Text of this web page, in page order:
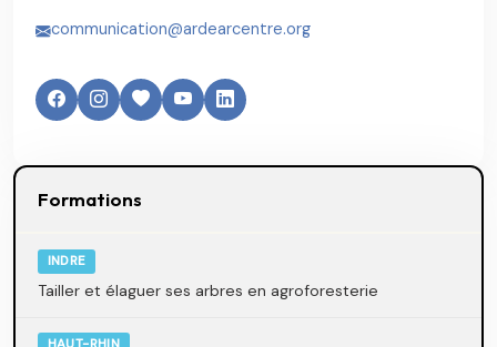
communication@ardearcentre.org
Formations
INDRE
Tailler et élaguer ses arbres en agroforesterie